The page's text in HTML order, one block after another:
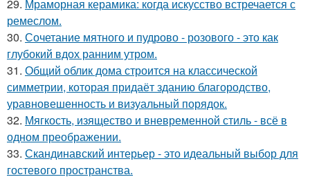
29. Мраморная керамика: когда искусство встречается с
ремеслом.
30. Сочетание мятного и пудрово - розового - это как
глубокий вдох ранним утром.
31. Общий облик дома строится на классической
симметрии, которая придаёт зданию благородство,
уравновешенность и визуальный порядок.
32. Мягкость, изящество и вневременной стиль - всё в
одном преображении.
33. Скандинавский интерьер - это идеальный выбор для
гостевого пространства.